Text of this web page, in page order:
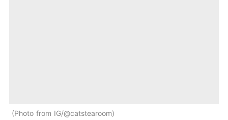
Photo from IG/@catstearoom